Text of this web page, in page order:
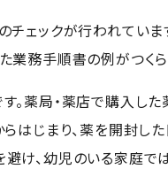
チェックが行われてい
業務手順書の例がつくら
薬局・薬店で購入した
らはじまり、薬を開封
け、幼児のいる家庭で